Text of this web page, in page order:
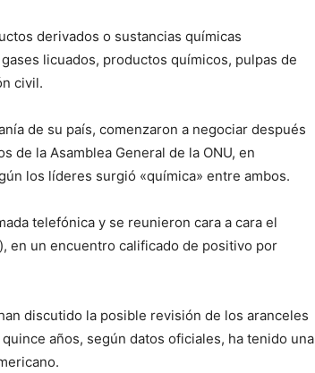
derivados o sustancias químicas
licuados, productos químicos, pulpas de
civil.
de su país, comenzaron a negociar después
de la Asamblea General de la ONU, en
los líderes surgió «química» entre ambos.
telefónica y se reunieron cara a cara el
en un encuentro calificado de positivo por
discutido la posible revisión de los aranceles
años, según datos oficiales, ha tenido una